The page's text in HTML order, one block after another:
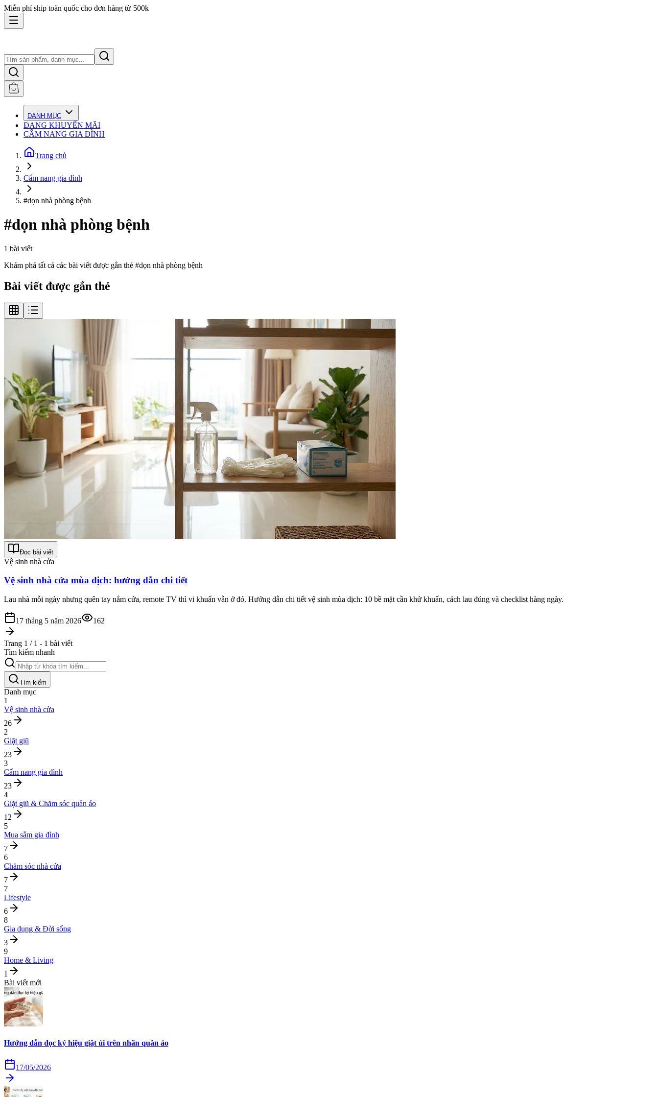
Miễn phí ship toàn quốc cho đơn hàng từ 500k
DANH MỤC
ĐANG KHUYẾN MÃI
CẨM NANG GIA ĐÌNH
Trang chủ
Cẩm nang gia đình
#dọn nhà phòng bệnh
#dọn nhà phòng bệnh
1 bài viết
Khám phá tất cả các bài viết được gắn thẻ #dọn nhà phòng bệnh
Bài viết được gắn thẻ
Đọc bài viết
Vệ sinh nhà cửa
Vệ sinh nhà cửa mùa dịch: hướng dẫn chi tiết
Lau nhà mỗi ngày nhưng quên tay nắm cửa, remote TV thì vi khuẩn vẫn ở đó. Hướng dẫn chi tiết vệ sinh mùa dịch: 10 bề mặt cần khử khuẩn, cách lau đúng và checklist hàng ngày.
17 tháng 5 năm 2026 162
Trang 1 / 1 - 1 bài viết
Tìm kiếm nhanh
Tìm kiếm
Danh mục
1
Vệ sinh nhà cửa
26
2
Giặt giũ
23
3
Cẩm nang gia đình
23
4
Giặt giũ & Chăm sóc quần áo
12
5
Mua sắm gia đình
7
6
Chăm sóc nhà cửa
7
7
Lifestyle
6
8
Gia dụng & Đời sống
3
9
Home & Living
1
Bài viết mới
Hướng dẫn đọc ký hiệu giặt ủi trên nhãn quần áo
17/05/2026